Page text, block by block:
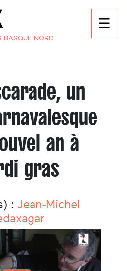
BASQUE NORD
un
an à
gras
: Jean-Michel